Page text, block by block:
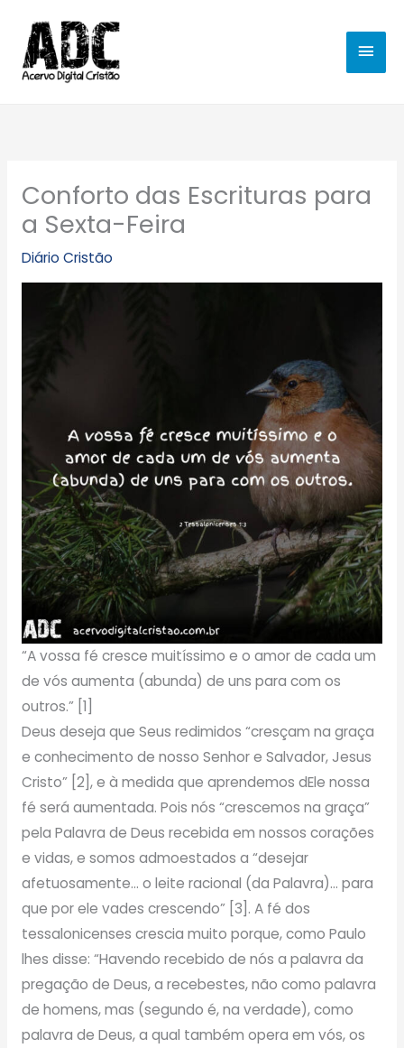
para
conteúdo
Conforto das Escrituras para
a Sexta-Feira
Diário Cristão
“A vossa fé cresce muitíssimo e o amor de cada um
de vós aumenta (abunda) de uns para com os
outros.” [1]
Deus deseja que Seus redimidos “cresçam na graça
e conhecimento de nosso Senhor e Salvador, Jesus
Cristo” [2], e à medida que aprendemos dEle nossa
fé será aumentada. Pois nós “crescemos na graça”
pela Palavra de Deus recebida em nossos corações
e vidas, e somos admoestados a “desejar
afetuosamente… o leite racional (da Palavra)… para
que por ele vades crescendo” [3]. A fé dos
tessalonicenses crescia muito porque, como Paulo
lhes disse: “Havendo recebido de nós a palavra da
pregação de Deus, a recebestes, não como palavra
de homens, mas (segundo é, na verdade), como
palavra de Deus, a qual também opera em vós, os